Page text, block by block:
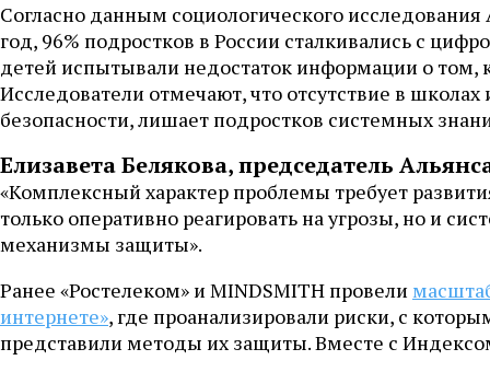
Согласно данным социологического
год, 96% подростков в России сталкивались с
детей испытывали недостаток информации о том,
Исследователи отмечают, что отсутствие в школах
безопасности, лишает подростков системных
Елизавета Белякова, председатель
«Комплексный характер проблемы требует
только оперативно реагировать на угрозы, но и
механизмы защиты».
Ранее «Ростелеком» и MINDSMITH провели
интернете», где проанализировали риски, с
представили методы их защиты. Вместе с